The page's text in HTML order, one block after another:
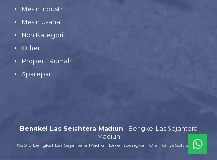
Mesin Industri
Mesin Usaha
Non Kategori
Other
Properti Rumah
Sparepart
Bengkel Las Sejahtera Madiun - Bengkel Las Sejahtera
Madiun
©2019 Bengkel Las Sejahtera Madiun Dikembangkan Oleh GriyaSoft Smart